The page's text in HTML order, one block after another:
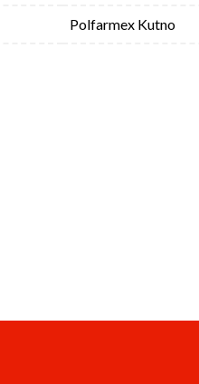
Polfarmex Kutno